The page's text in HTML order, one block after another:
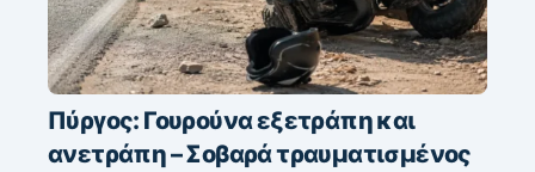
Πύργος: Γουρούνα εξετράπη και
ανετράπη – Σοβαρά τραυματισμένος